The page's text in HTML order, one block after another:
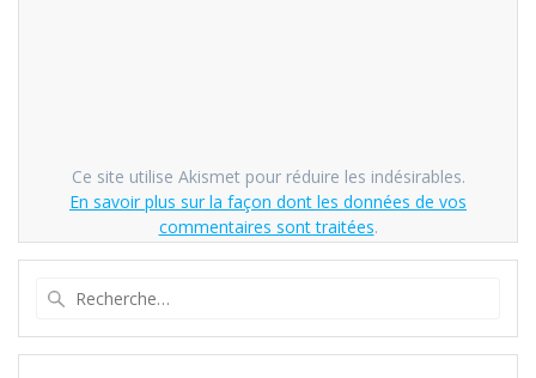
Ce site utilise Akismet pour réduire les indésirables.
En savoir plus sur la façon dont les données de vos
commentaires sont traitées.
: